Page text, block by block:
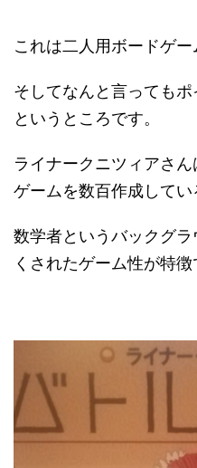
これは二人用ボードゲー
そしてなんと言ってもポ
というところです。
ライナークニツィアさ
ゲームを数百作成してい
数学者というバックグ
くされたゲーム性が特徴